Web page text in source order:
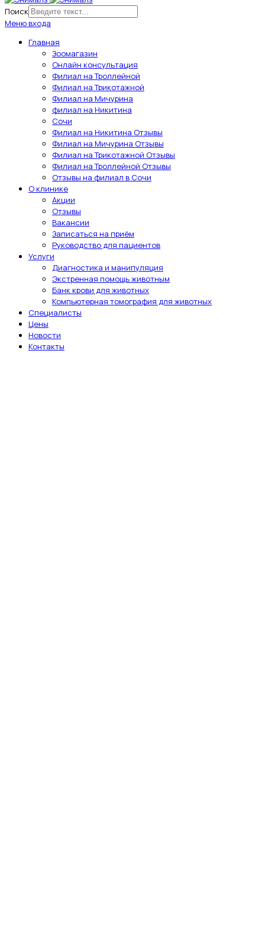
Поиск
Меню входа
Главная
Зоомагазин
Онлайн консультация
Филиал на Троллейной
Филиал на Трикотажной
Филиал на Мичурина
филиал на Никитина
Сочи
Филиал на Никитина Отзывы
Филиал на Мичурина Отзывы
Филиал на Трикотажной Отзывы
Филиал на Троллейной Отзывы
Отзывы на филиал в Сочи
О клинике
Акции
Отзывы
Вакансии
Записаться на приём
Руководство для пациентов
Услуги
Диагностика и манипуляция
Экстренная помощь животным
Банк крови для животных
Компьютерная томография для животных
Специалисты
Цены
Новости
Контакты